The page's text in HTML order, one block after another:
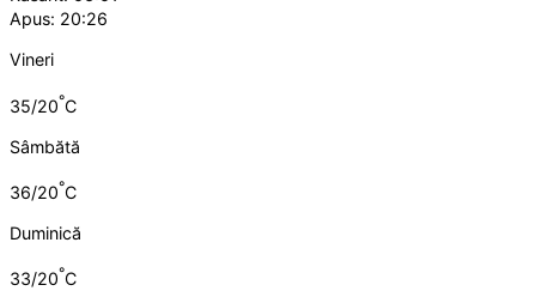
Apus: 20:26
Vineri
35/20°C
Sâmbătă
36/20°C
Duminică
33/20°C